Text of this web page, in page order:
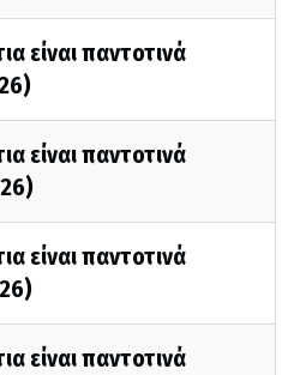
είναι παντοτινά
είναι παντοτινά
είναι παντοτινά
είναι παντοτινά